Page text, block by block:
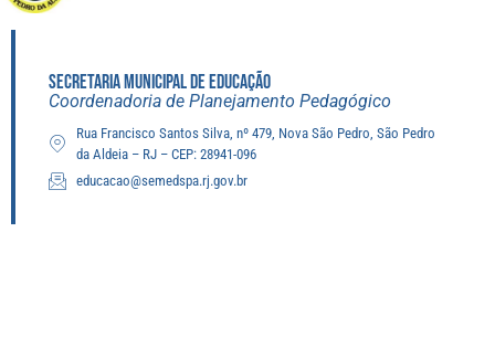
SECRETARIA MUNICIPAL DE EDUCAÇÃO
Coordenadoria de Planejamento Pedagógico
Rua Francisco Santos Silva, nº 479, Nova São Pedro, São Pedro
da Aldeia – RJ – CEP: 28941-096
educacao@semedspa.rj.gov.br